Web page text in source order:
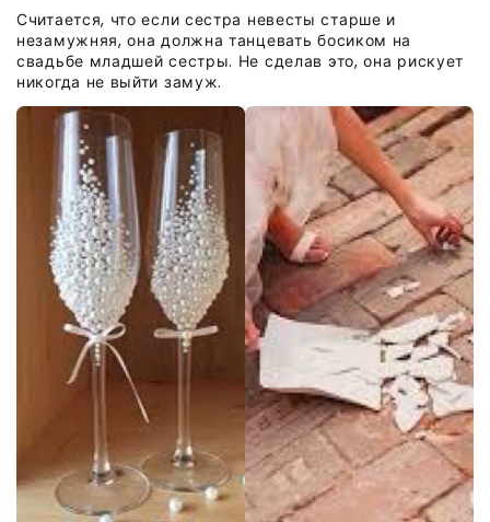
Считается, что если сестра невесты старше и
незамужняя, она должна танцевать босиком на
свадьбе младшей сестры. Не сделав это, она рискует
никогда не выйти замуж.